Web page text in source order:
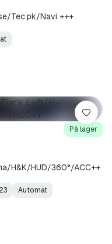
Tec.pk/Navi +++
På lager
H&K/HUD/360°/ACC++
Automat
Lagre